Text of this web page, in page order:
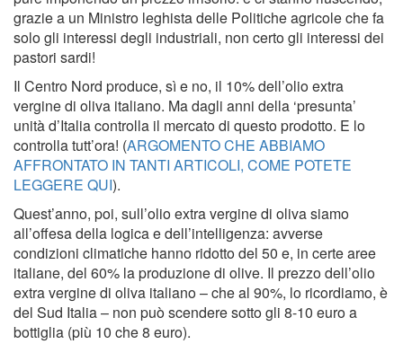
grazie a un Ministro leghista delle Politiche agricole che fa
solo gli interessi degli industriali, non certo gli interessi dei
pastori sardi!
Il Centro Nord produce, sì e no, il 10% dell’olio extra
vergine di oliva italiano. Ma dagli anni della ‘presunta’
unità d’Italia controlla il mercato di questo prodotto. E lo
controlla tutt’ora! (ARGOMENTO CHE ABBIAMO
AFFRONTATO IN TANTI ARTICOLI, COME POTETE
LEGGERE QUI).
Quest’anno, poi, sull’olio extra vergine di oliva siamo
all’offesa della logica e dell’intelligenza: avverse
condizioni climatiche hanno ridotto del 50 e, in certe aree
italiane, del 60% la produzione di olive. Il prezzo dell’olio
extra vergine di oliva italiano – che al 90%, lo ricordiamo, è
del Sud Italia – non può scendere sotto gli 8-10 euro a
bottiglia (più 10 che 8 euro).